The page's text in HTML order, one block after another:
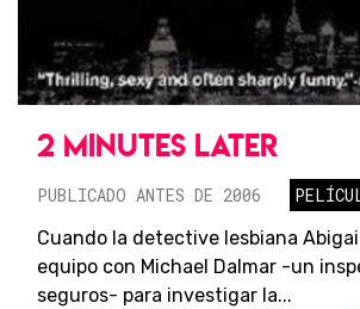
2 MINUTES LATER
PUBLICADO ANTES DE 2006
Cuando la detective lesbiana
equipo con Michael Dalmar -un
seguros- para investigar la...